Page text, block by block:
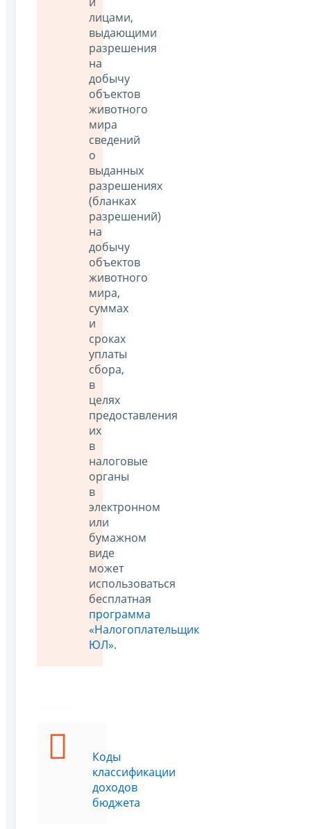
лицами,
выдающими
разрешения
на
добычу
объектов
животного
мира
сведений
о
выданных
разрешениях
(бланках
разрешений)
на
добычу
объектов
животного
мира,
суммах
и
сроках
уплаты
сбора,
в
целях
предоставления
их
в
налоговые
органы
в
электронном
или
бумажном
виде
может
использоваться
бесплатная
программа
«Налогоплательщик
ЮЛ».
Коды
классификации
доходов
бюджета